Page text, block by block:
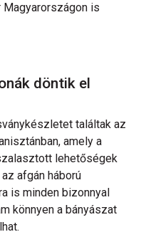
is
döntik el
találtak az
amely a
lehetőségek
afgán háború
is minden bizonnyal
könnyen a bányászat